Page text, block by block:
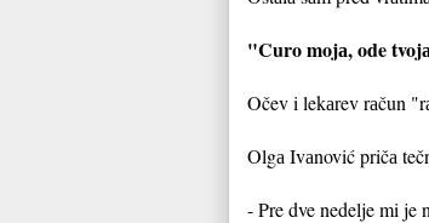
"Curo mojа, ode
Očev i lekаrev rаčun
Olgа Ivаnović pričа
- Pre dve nedelje mi je